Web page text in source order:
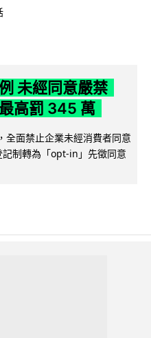
未經同意嚴禁
高罰 345 萬
全面禁止企業未經消費者同意
制轉為「opt-in」先徵同意